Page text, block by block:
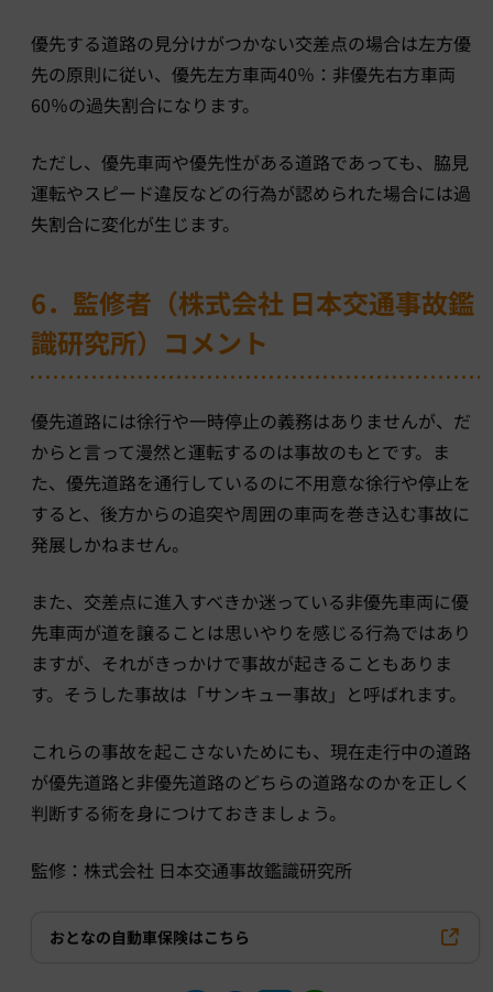
優先する道路の見分けがつかない交差点の場合は左方優
先の原則に従い、優先左方車両40％：非優先右方車両
60％の過失割合になります。
ただし、優先車両や優先性がある道路であっても、脇見
運転やスピード違反などの行為が認められた場合には過
失割合に変化が生じます。
6．監修者（株式会社 日本交通事故鑑
識研究所）コメント
優先道路には徐行や一時停止の義務はありませんが、だ
からと言って漫然と運転するのは事故のもとです。ま
た、優先道路を通行しているのに不用意な徐行や停止を
すると、後方からの追突や周囲の車両を巻き込む事故に
発展しかねません。
また、交差点に進入すべきか迷っている非優先車両に優
先車両が道を譲ることは思いやりを感じる行為ではあり
ますが、それがきっかけで事故が起きることもありま
す。そうした事故は「サンキュー事故」と呼ばれます。
これらの事故を起こさないためにも、現在走行中の道路
が優先道路と非優先道路のどちらの道路なのかを正しく
判断する術を身につけておきましょう。
監修：株式会社 日本交通事故鑑識研究所
おとなの自動車保険はこちら